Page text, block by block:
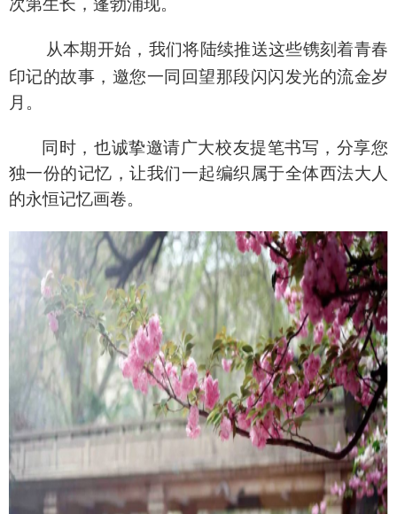
从本期开始，我们将陆续推送这些镌刻着青春
印记的故事，邀您一同回望那段闪闪发光的流金岁
月。
同时，也诚挚邀请广大校友提笔书写，分享您
独一份的记忆，让我们一起编织属于全体西法大人
的永恒记忆画卷。